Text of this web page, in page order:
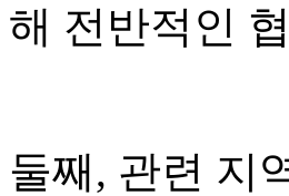
해 전반적인
둘째, 관련 지